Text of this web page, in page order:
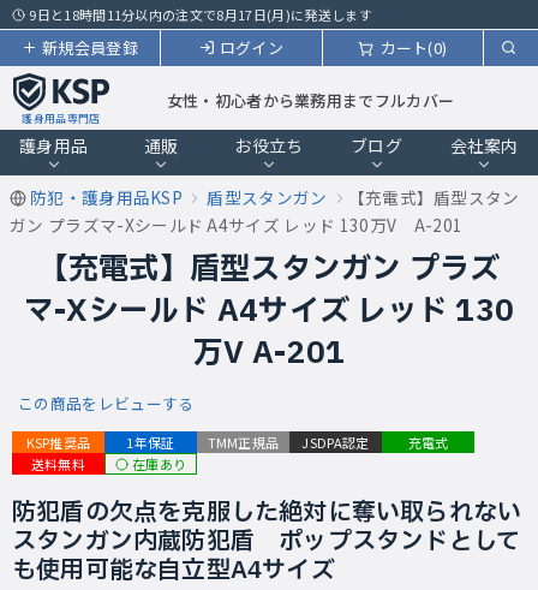
9日と18時間11分以内の注文で8月17日(月)に発送します
カート(0)
ログイン
新規会員登録
護身用品専門店
女性・初心者から業務用までフルカバー
護身用品 通販 お役立ち ブログ 会社案内
防犯・護身用品KSP 盾型スタンガン
【充電式】盾型スタン
ガン プラズマ-Xシールド A4サイズ レッド 130万V A-201
【充電式】盾型スタンガン プラズ
マ-Xシールド A4サイズ レッド 130
万V A-201
この商品をレビューする
KSP推奨品 1年保証 TMM正規品 JSDPA認定
充電式
送料無料
在庫あり
防犯盾の欠点を克服した絶対に奪い取られない
スタンガン内蔵防犯盾 ポップスタンドとして
も使用可能な自立型A4サイズ